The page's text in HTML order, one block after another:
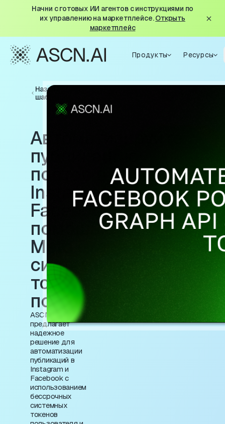
Начни с готовых ИИ агентов с инструкциями по
их управлению на маркетплейсе.Открыть
маркетплейс
Продукты Ресурсы
Назад к
шаблонам
Автоматизируйте
публикацию
постов в
Instagram и
Facebook с
помощью API
Meta Graph и
системных
токенов
пользователей
ASCN.AI
предлагает
надежное
решение для
автоматизации
публикаций в
Instagram и
Facebook с
использованием
бессрочных
системных
токенов